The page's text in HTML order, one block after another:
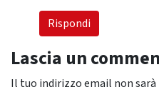
Rispondi
Lascia un
Il tuo indirizzo email non